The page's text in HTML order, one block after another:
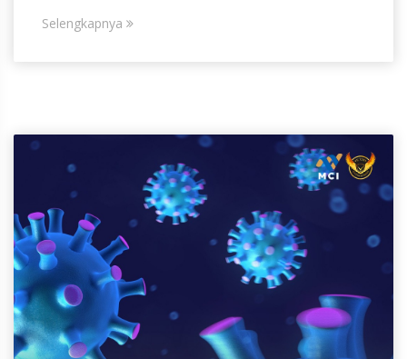
Selengkapnya